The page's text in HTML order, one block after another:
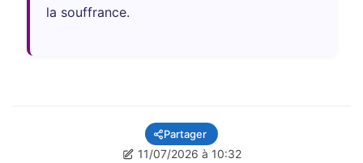
la souffrance.
Partager
11/07/2026 à 10:32